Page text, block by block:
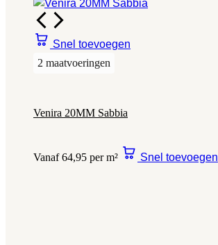
Snel toevoegen
2 maatvoeringen
Venira 20MM Sabbia
Vanaf 64,95 per m² Snel toevoegen